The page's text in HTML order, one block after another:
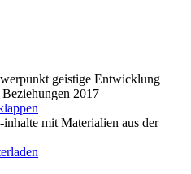
geistige Entwicklung
2017
mit Materialien aus der